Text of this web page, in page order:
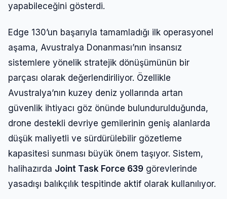
yapabileceğini gösterdi.
Edge 130’un başarıyla tamamladığı ilk operasyonel
aşama, Avustralya Donanması’nın insansız
sistemlere yönelik stratejik dönüşümünün bir
parçası olarak değerlendiriliyor. Özellikle
Avustralya’nın kuzey deniz yollarında artan
güvenlik ihtiyacı göz önünde bulundurulduğunda,
drone destekli devriye gemilerinin geniş alanlarda
düşük maliyetli ve sürdürülebilir gözetleme
kapasitesi sunması büyük önem taşıyor. Sistem,
halihazırda Joint Task Force 639 görevlerinde
yasadışı balıkçılık tespitinde aktif olarak kullanılıyor.